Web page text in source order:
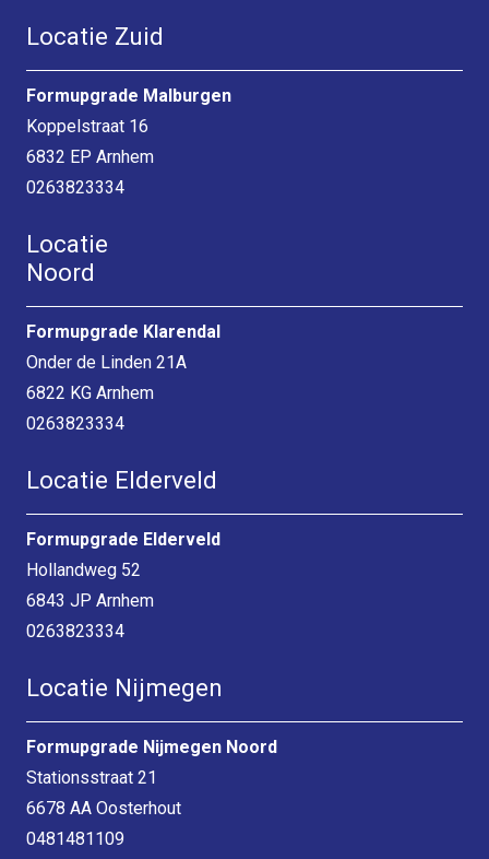
Locatie Zuid
Formupgrade Malburgen
Koppelstraat 16
6832 EP Arnhem
0263823334
Locatie
Noord
Formupgrade Klarendal
Onder de Linden 21A
6822 KG Arnhem
0263823334
Locatie Elderveld
Formupgrade Elderveld
Hollandweg 52
6843 JP Arnhem
0263823334
Locatie Nijmegen
Formupgrade Nijmegen Noord
Stationsstraat 21
6678 AA Oosterhout
0481481109